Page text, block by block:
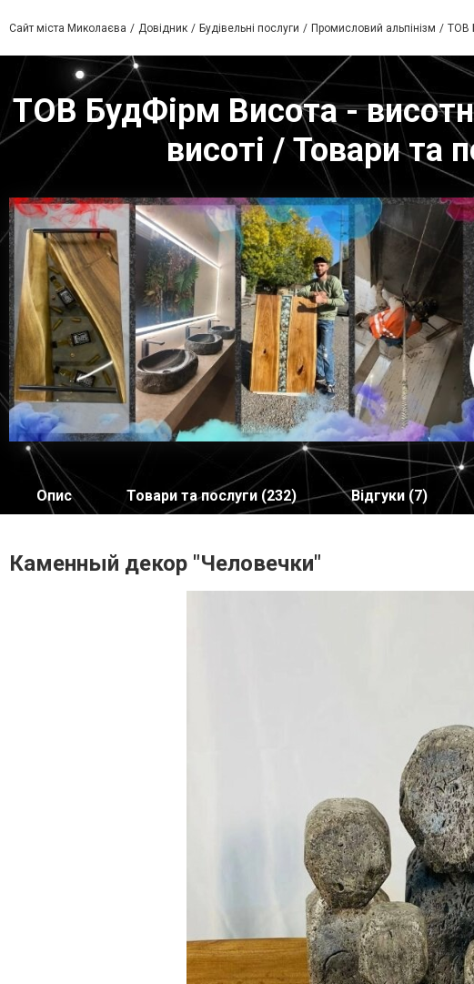
Сайт міста Миколаєва Довідник Будівельні послуги Промисловий альпінізм ТОВ
ТОВ БудФірм Висота -
висоті / Товари та
Опис Товари та послуги (232) Відгуки (7)
Каменный декор "Человечки"